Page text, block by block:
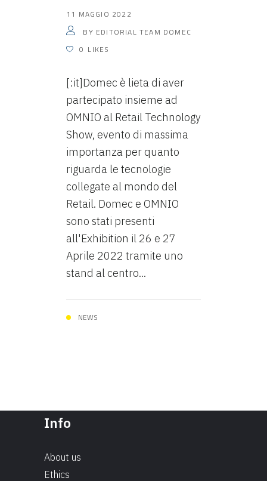
11 MAGGIO 2022
BY EDITORIAL TEAM DOMEC
0 LIKES
[:it]Domec è lieta di aver
partecipato insieme ad
OMNIO al Retail Technology
Show, evento di massima
importanza per quanto
riguarda le tecnologie
collegate al mondo del
Retail. Domec e OMNIO
sono stati presenti
all'Exhibition il 26 e 27
Aprile 2022 tramite uno
stand al centro...
NEWS
Info
About us
Ethics